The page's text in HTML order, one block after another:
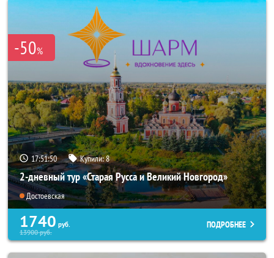
-50%
17:51:47 Купили:8
2-дневный тур «Старая Русса и Великий Новгород»
Достоевская
1740 руб.
13900руб.
ПОДРОБНЕЕ